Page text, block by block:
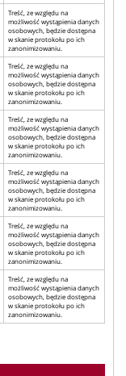
Treść, ze względu na
możliwość wystąpienia danych
osobowych, będzie dostępna
w skanie protokołu po ich
zanonimizowaniu.
Treść, ze względu na
możliwość wystąpienia danych
osobowych, będzie dostępna
w skanie protokołu po ich
zanonimizowaniu.
Treść, ze względu na
możliwość wystąpienia danych
osobowych, będzie dostępna
w skanie protokołu po ich
zanonimizowaniu.
Treść, ze względu na
możliwość wystąpienia danych
osobowych, będzie dostępna
w skanie protokołu po ich
zanonimizowaniu.
Treść, ze względu na
możliwość wystąpienia danych
osobowych, będzie dostępna
w skanie protokołu po ich
zanonimizowaniu.
Treść, ze względu na
możliwość wystąpienia danych
osobowych, będzie dostępna
w skanie protokołu po ich
zanonimizowaniu.